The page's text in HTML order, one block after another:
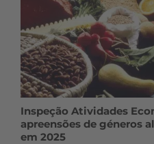
Inspeção Atividades
apreensões de géneros
em 2025